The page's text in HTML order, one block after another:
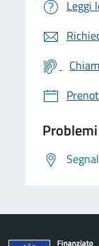
Leggi